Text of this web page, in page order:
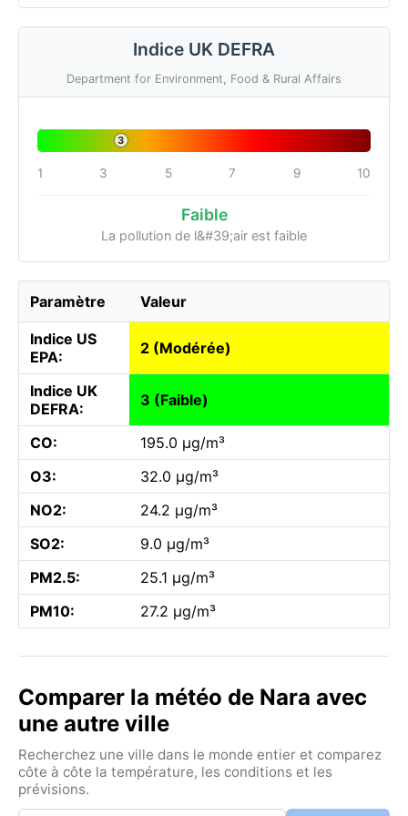
Indice UK DEFRA
Department for Environment, Food & Rural Affairs
3
1 3 5 7 9 10
Faible
La pollution de l&#39;air est faible
Paramètre Valeur
Indice US
EPA:
2 (Modérée)
Indice UK
DEFRA:
3 (Faible)
CO:
195.0 µg/m³
O3:
32.0 µg/m³
NO2:
24.2 µg/m³
SO2:
9.0 µg/m³
PM2.5:
25.1 µg/m³
PM10:
27.2 µg/m³
Comparer la météo de Nara avec
une autre ville
Recherchez une ville dans le monde entier et comparez
côte à côte la température, les conditions et les
prévisions.